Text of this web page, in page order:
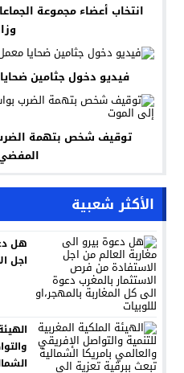
انتخاب أعضاء مجموعة
فيديو دخول جثامين
توقيف شخص بتهمة
الأكثر شعبية
هل
اجل